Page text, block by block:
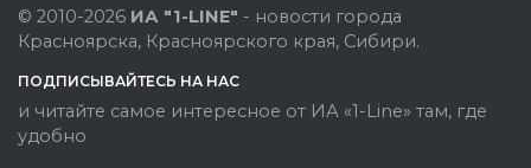
© 2010-2026 ИА "1-LINE" - новости города
Красноярска, Красноярского края, Сибири.
ПОДПИСЫВАЙТЕСЬ НА НАС
и читайте самое интересное от ИА «1-Line» там, где
удобно